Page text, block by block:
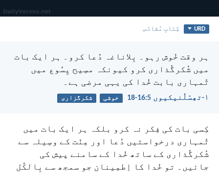
URD کِتابِ مُقادّس
ہر وقت خُوش رہو۔ بِلاناغہ دُعا کرو۔ ہر ایک بات
میں شُکرگُذاری کرو کیونکہ مسِیح یِسُوع میں
تُمہاری بابت خُدا کی یہی مرضی ہے۔
۱-تھِسّلُنیکیوں 5:‏16-‏18 خوشی شکرگزاری
کِسی بات کی فِکر نہ کرو بلکہ ہر ایک بات میں
تُمہاری درخواستیں دُعا اور مِنّت کے وسِیلہ سے
شُکرگُذاری کے ساتھ خُدا کے سامنے پیش کی
جائیں۔ تو خُدا کا اِطمِینان جو سمجھ سے بِالکُل